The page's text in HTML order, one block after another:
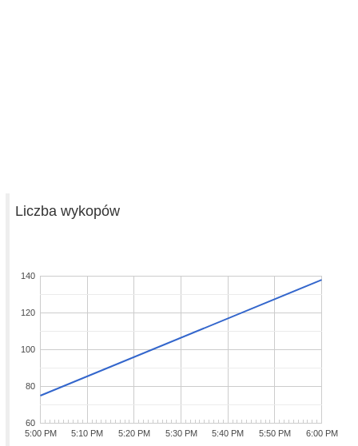
Liczba wykopów
5:00 PM 5:10 PM 5:20 PM 5:30 PM 5:40 PM 5:50 PM 6:00 PM
60
80
100
120
140